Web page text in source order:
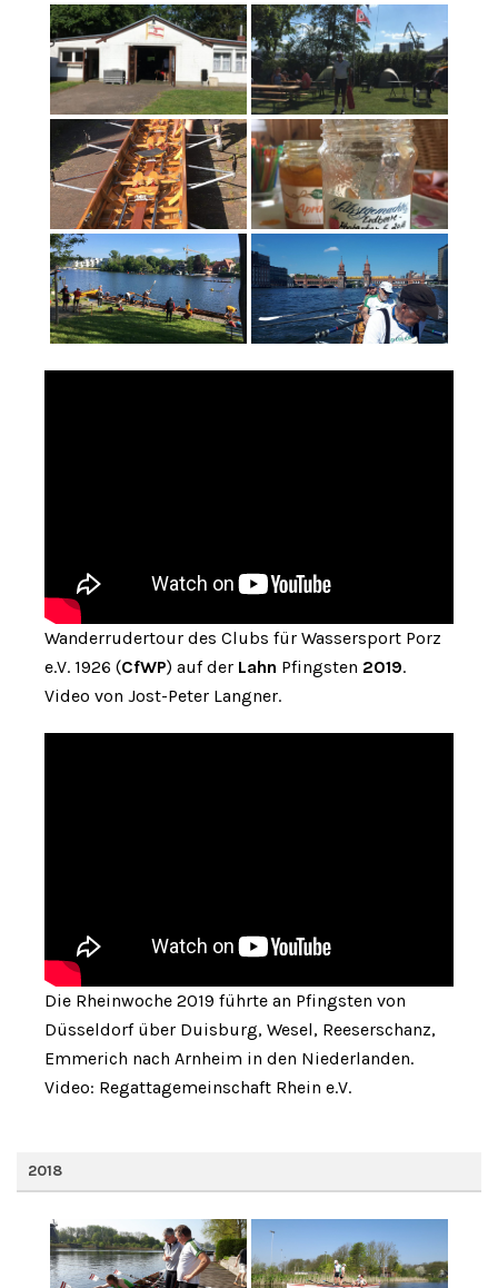
Wanderrudertour des Clubs für Wassersport Porz
e.V. 1926 (CfWP) auf der Lahn Pfingsten 2019.
Video von Jost-Peter Langner.
Die Rheinwoche 2019 führte an Pfingsten von
Düsseldorf über Duisburg, Wesel, Reeserschanz,
Emmerich nach Arnheim in den Niederlanden.
Video: Regattagemeinschaft Rhein e.V.
2018